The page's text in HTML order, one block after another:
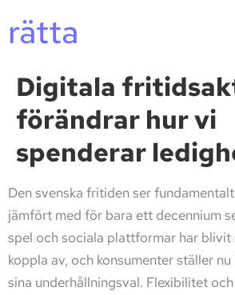
rätta
Digitala
förändrar hur vi
spenderar
Den svenska fritiden ser
jämfört med för bara ett decennium
spel och sociala plattformar har
koppla av, och konsumenter ställer
sina underhållningsval. Flexibilitet